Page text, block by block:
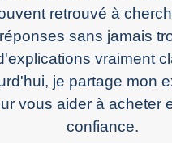
retrouvé à
réponses sans jamais
vraiment
je partage mon
vous aider à acheter
confiance.